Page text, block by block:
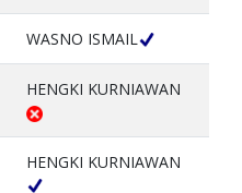
WASNO ISMAIL
HENGKI KURNIAWAN
HENGKI KURNIAWAN